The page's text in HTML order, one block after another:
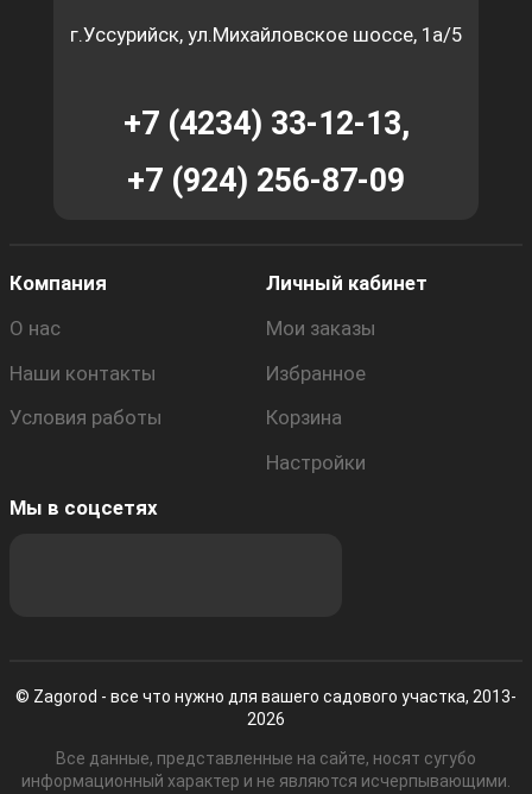
г.Уссурийск, ул.Михайловское шоссе, 1а/5
+7 (4234) 33-12-13,
+7 (924) 256-87-09
Компания
О нас
Наши контакты
Условия работы
Личный кабинет
Мои заказы
Избранное
Корзина
Настройки
Мы в соцсетях
© Zagorod - все что нужно для вашего садового участка, 2013-
2026
Все данные, представленные на сайте, носят сугубо
информационный характер и не являются исчерпывающими.